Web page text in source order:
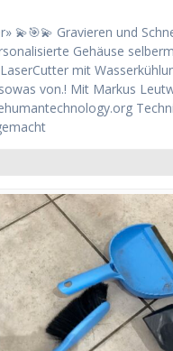
💫🎯💫 Gravieren und
Gehäuse
mit
von.! Mit Markus